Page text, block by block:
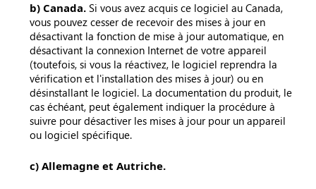
b) Canada. Si vous avez acquis ce logiciel au Canada,
vous pouvez cesser de recevoir des mises à jour en
désactivant la fonction de mise à jour automatique, en
désactivant la connexion Internet de votre appareil
(toutefois, si vous la réactivez, le logiciel reprendra la
vérification et l'installation des mises à jour) ou en
désinstallant le logiciel. La documentation du produit, le
cas échéant, peut également indiquer la procédure à
suivre pour désactiver les mises à jour pour un appareil
ou logiciel spécifique.
c) Allemagne et Autriche.